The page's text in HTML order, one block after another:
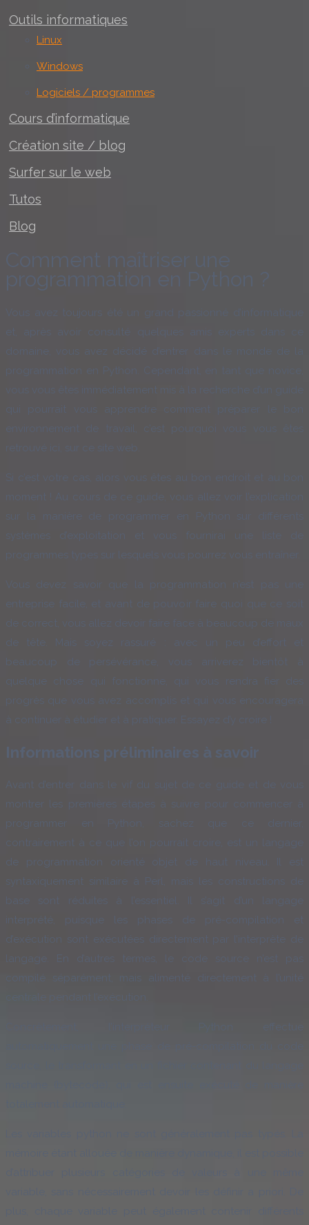
Outils informatiques
Linux
Windows
Logiciels / programmes
Cours d’informatique
Création site / blog
Surfer sur le web
Tutos
Blog
Comment maîtriser une
programmation en Python ?
Vous avez toujours été un grand passionné d’informatique
et, après avoir consulté quelques amis experts dans ce
domaine, vous avez décidé d’entrer dans le monde de la
programmation en Python. Cependant, en tant que novice,
vous vous êtes immédiatement mis à la recherche d’un guide
qui pourrait vous apprendre comment préparer le bon
environnement de travail, c’est pourquoi vous vous êtes
retrouvé ici, sur ce site web.
Si c’est votre cas, alors vous êtes au bon endroit et au bon
moment ! Au cours de ce guide, vous allez voir l’explication
sur la manière de programmer en Python sur différents
systèmes d’exploitation et vous fournirai une liste de
programmes types sur lesquels vous pourrez vous entraîner.
Vous devez savoir que la programmation n’est pas une
entreprise facile, et avant de pouvoir faire quoi que ce soit
de correct, vous allez devoir faire face à beaucoup de maux
de tête. Mais soyez rassuré : avec un peu d’effort et
beaucoup de persévérance, vous arriverez bientôt à
quelque chose qui fonctionne, qui vous rendra fier des
progrès que vous avez accomplis et qui vous encouragera
à continuer à étudier et à pratiquer. Essayez d’y croire !
Informations préliminaires à savoir
Avant d’entrer dans le vif du sujet de ce guide et de vous
montrer les premières étapes à suivre pour commencer à
programmer en Python, sachez que ce dernier,
contrairement à ce que l’on pourrait croire, est un langage
de programmation orienté objet de haut niveau. Il est
syntaxiquement similaire à Perl, mais les constructions de
base sont réduites à l’essentiel. Il s’agit d’un langage
interprété, puisque les phases de pré-compilation et
d’exécution sont exécutées directement par l’interprète de
langage. En d’autres termes, le code source n’est pas
compilé séparément, mais alimenté directement à l’unité
centrale pendant l’exécution.
Concrètement, l’interpréteur Python effectue